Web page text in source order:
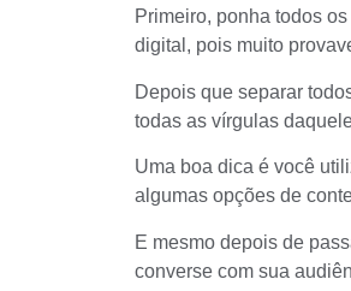
Primeiro, ponha todos
digital, pois muito
Depois que separar
todas as vírgulas
Uma boa dica é você
algumas opções de
E mesmo depois de
converse com sua